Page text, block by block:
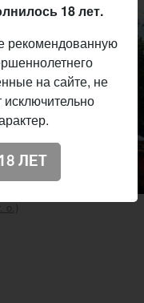
o.)
18 лет.
рекомендованную
на сайте, не
ЛЕТ